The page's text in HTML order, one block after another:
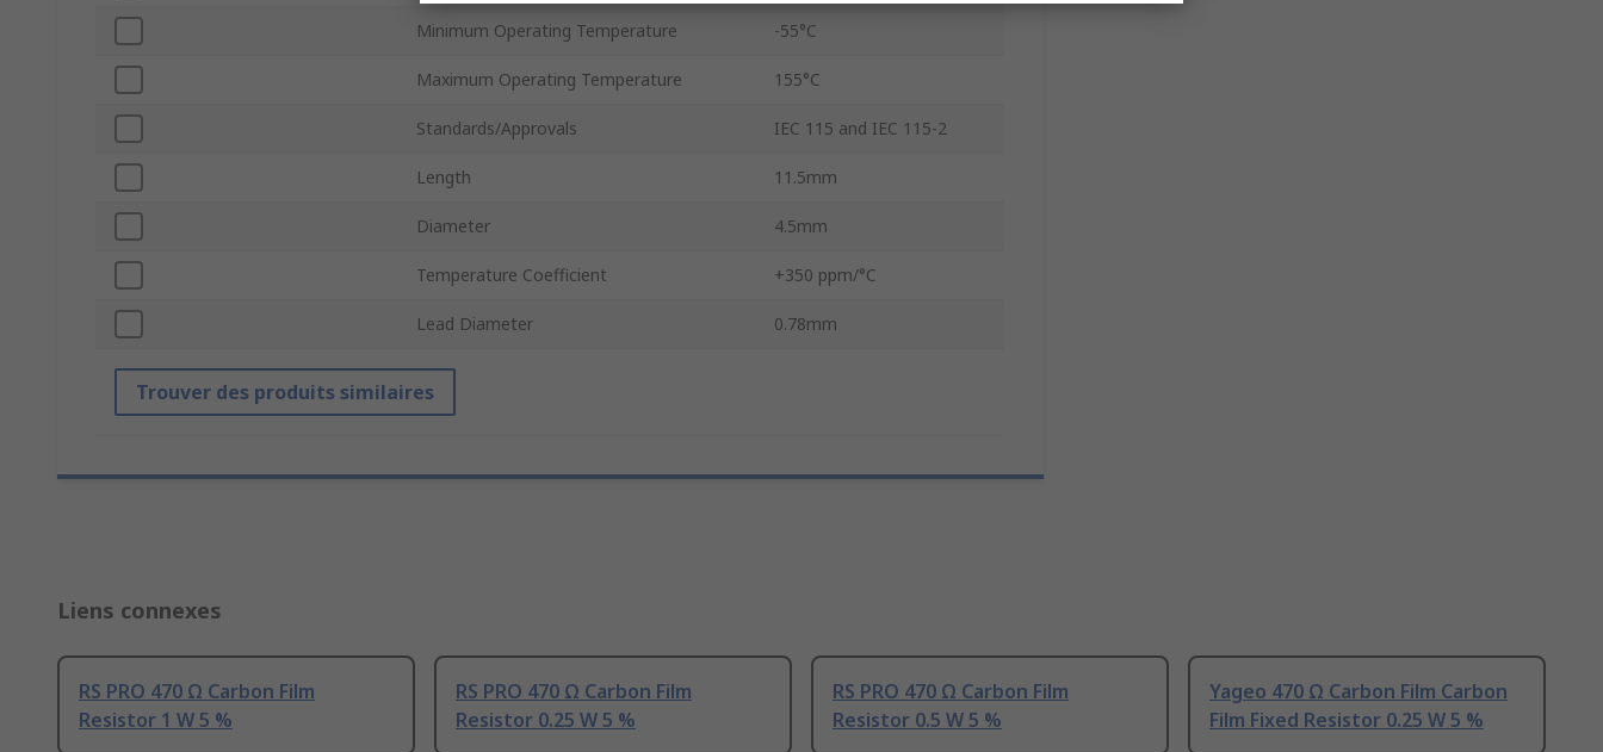
Minimum Operating Temperature -55°C
Maximum Operating Temperature 155°C
Standards/Approvals IEC 115 and IEC 115-2
Length 11.5mm
Diameter 4.5mm
Temperature Coefficient +350 ppm/°C
Lead Diameter 0.78mm
Trouver des produits similaires
Liens connexes
RS PRO 470 Ω Carbon Film
Resistor 1 W 5 %
RS PRO 470 Ω Carbon Film
Resistor 0.25 W 5 %
RS PRO 470 Ω Carbon Film
Resistor 0.5 W 5 %
Yageo 470 Ω Carbon Film Carbon
Film Fixed Resistor 0.25 W 5 %